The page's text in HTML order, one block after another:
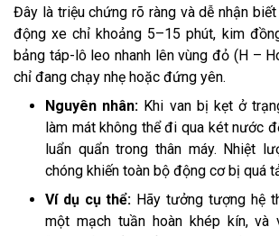
Đây là triệu chứng rõ ràng và dễ nhận
động xe chỉ khoảng 5–15 phút, kim
bảng táp-lô leo nhanh lên vùng đỏ (H –
chỉ đang chạy nhẹ hoặc đứng yên.
Nguyên nhân: Khi van bị kẹt ở
làm mát không thể đi qua két nước
luẩn quẩn trong thân máy. Nhiệt
chóng khiến toàn bộ động cơ bị quá
Ví dụ cụ thể: Hãy tưởng tượng hệ
một mạch tuần hoàn khép kín, và